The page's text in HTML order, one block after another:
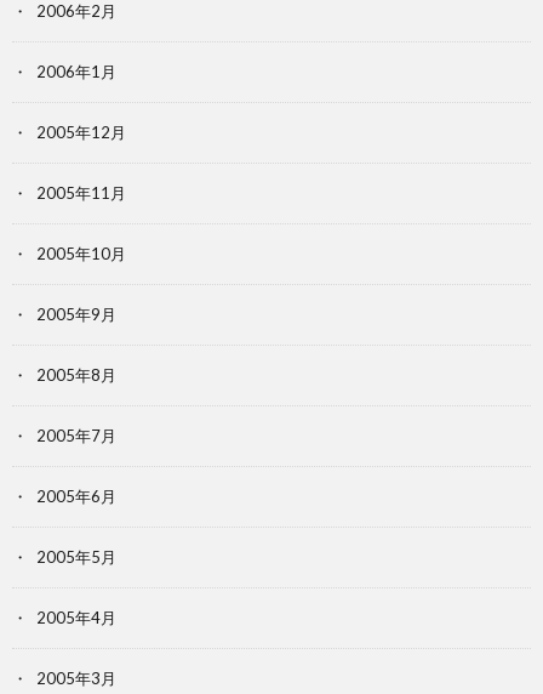
2006年2月
2006年1月
2005年12月
2005年11月
2005年10月
2005年9月
2005年8月
2005年7月
2005年6月
2005年5月
2005年4月
2005年3月